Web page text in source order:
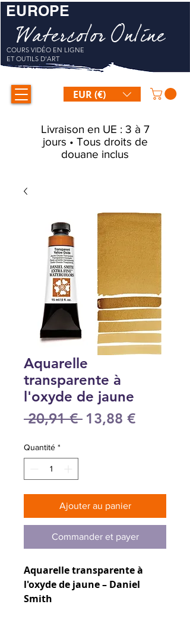
Watercolor Online
COURS VIDÉO EN LIGNE
ET OUTILS D'ART
EUR (€)
EUROPE
Livraison en UE : 3 à 7
jours • Tous droits de
douane inclus
Aquarelle
transparente à
l'oxyde de jaune
20,91 € Prix
13,88 €
Quantité *
Ajouter au panier
Commander et payer
Aquarelle transparente à
l'oxyde de jaune – Daniel
Smith